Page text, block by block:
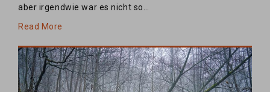
aber irgendwie war es nicht so…
Read More